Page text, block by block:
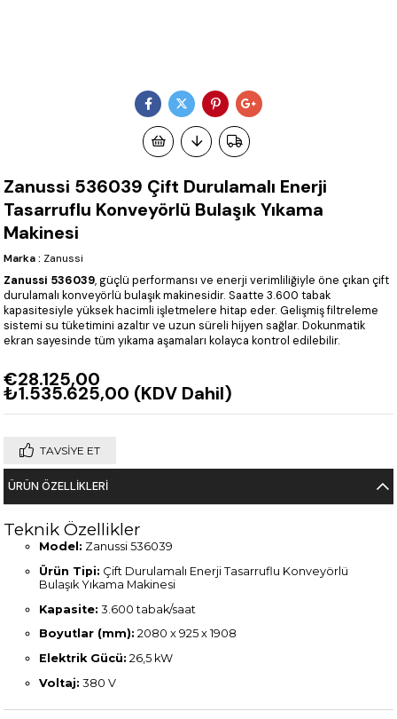
Zanussi 536039 Çift Durulamalı Enerji
Tasarruflu Konveyörlü Bulaşık Yıkama
Makinesi
Marka : Zanussi
Zanussi 536039, güçlü performansı ve enerji verimliliğiyle öne çıkan çift
durulamalı konveyörlü bulaşık makinesidir. Saatte 3.600 tabak
kapasitesiyle yüksek hacimli işletmelere hitap eder. Gelişmiş filtreleme
sistemi su tüketimini azaltır ve uzun süreli hijyen sağlar. Dokunmatik
ekran sayesinde tüm yıkama aşamaları kolayca kontrol edilebilir.
€28.125,00
₺1.535.625,00 (KDV Dahil)
TAVSIYE ET
ÜRÜN ÖZELLIKLERI
Teknik Özellikler
Model: Zanussi 536039
Ürün Tipi: Çift Durulamalı Enerji Tasarruflu Konveyörlü
Bulaşık Yıkama Makinesi
Kapasite: 3.600 tabak/saat
Boyutlar (mm): 2080 x 925 x 1908
Elektrik Gücü: 26,5 kW
Voltaj: 380 V
Ağırlık:379 kg